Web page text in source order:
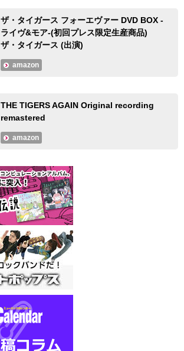
ザ・タイガース フォーエヴァー DVD BOX -
ライヴ&モア-(初回プレス限定生産商品)
ザ・タイガース (出演)
amazon
THE TIGERS AGAIN Original recording
remastered
amazon